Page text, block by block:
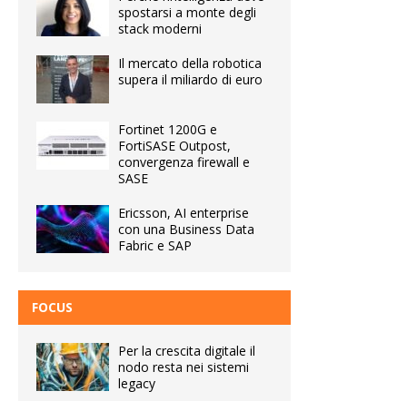
spostarsi a monte degli
stack moderni
Il mercato della robotica
supera il miliardo di euro
Fortinet 1200G e
FortiSASE Outpost,
convergenza firewall e
SASE
Ericsson, AI enterprise
con una Business Data
Fabric e SAP
FOCUS
Per la crescita digitale il
nodo resta nei sistemi
legacy